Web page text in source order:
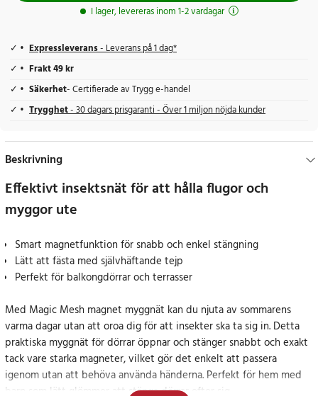
I lager, levereras inom 1-2 vardagar
Expressleverans- Leverans på 1 dag*
Frakt 49 kr
Säkerhet- Certifierade av Trygg e-handel
Trygghet- 30 dagars prisgaranti - Över 1 miljon nöjda kunder
Beskrivning
Effektivt insektsnät för att hålla flugor och
myggor ute
Smart magnetfunktion för snabb och enkel stängning
Lätt att fästa med självhäftande tejp
Perfekt för balkongdörrar och terrasser
Med Magic Mesh magnet myggnät kan du njuta av sommarens
varma dagar utan att oroa dig för att insekter ska ta sig in. Detta
praktiska myggnät för dörrar öppnar och stänger snabbt och exakt
tack vare starka magneter, vilket gör det enkelt att passera
igenom utan att behöva använda händerna. Perfekt för hem med
barn som lätt glömmer att stänga dörrar efter sig.